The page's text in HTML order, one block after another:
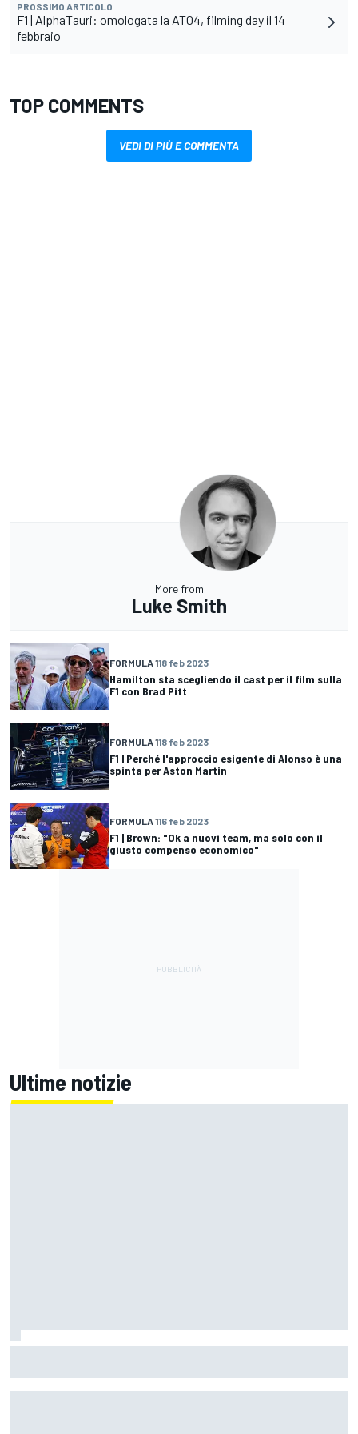
PROSSIMO ARTICOLO
F1 | AlphaTauri: omologata la AT04, filming day il 14
febbraio
TOP COMMENTS
VEDI DI PIÙ E COMMENTA
More from
Luke Smith
FORMULA 118 feb 2023
Hamilton sta scegliendo il cast per il film sulla
F1 con Brad Pitt
FORMULA 118 feb 2023
F1 | Perché l'approccio esigente di Alonso è una
spinta per Aston Martin
FORMULA 116 feb 2023
F1 | Brown: "Ok a nuovi team, ma solo con il
giusto compenso economico"
Ultime notizie